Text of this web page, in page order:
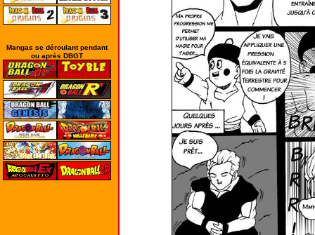
Mangas se déroulant pendant
ou après DBGT